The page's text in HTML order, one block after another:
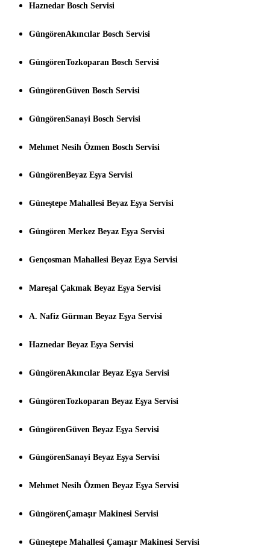
Haznedar Bosch Servisi
GüngörenAkıncılar Bosch Servisi
GüngörenTozkoparan Bosch Servisi
GüngörenGüven Bosch Servisi
GüngörenSanayi Bosch Servisi
Mehmet Nesih Özmen Bosch Servisi
GüngörenBeyaz Eşya Servisi
Güneştepe Mahallesi Beyaz Eşya Servisi
Güngören Merkez Beyaz Eşya Servisi
Gençosman Mahallesi Beyaz Eşya Servisi
Mareşal Çakmak Beyaz Eşya Servisi
A. Nafiz Gürman Beyaz Eşya Servisi
Haznedar Beyaz Eşya Servisi
GüngörenAkıncılar Beyaz Eşya Servisi
GüngörenTozkoparan Beyaz Eşya Servisi
GüngörenGüven Beyaz Eşya Servisi
GüngörenSanayi Beyaz Eşya Servisi
Mehmet Nesih Özmen Beyaz Eşya Servisi
GüngörenÇamaşır Makinesi Servisi
Güneştepe Mahallesi Çamaşır Makinesi Servisi